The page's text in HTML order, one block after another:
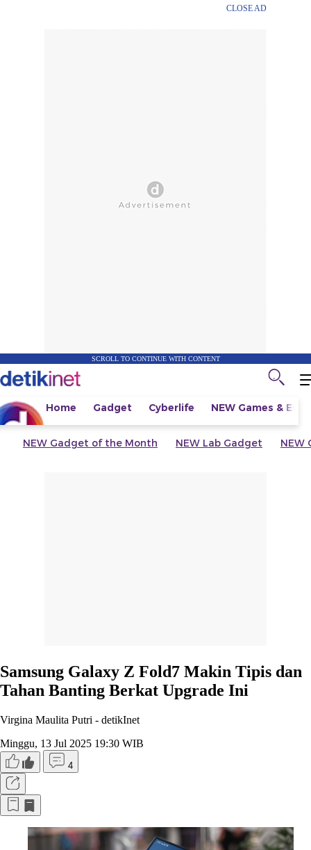
CLOSE AD
SCROLL TO CONTINUE WITH CONTENT
Home Gadget Cyberlife NEW Games &
NEW Gadget of the Month NEW Lab Gadget NEW
Samsung Galaxy Z Fold7 Makin Tipis dan
Tahan Banting Berkat Upgrade Ini
Virgina Maulita Putri - detikInet
Minggu, 13 Jul 2025 19:30 WIB
4